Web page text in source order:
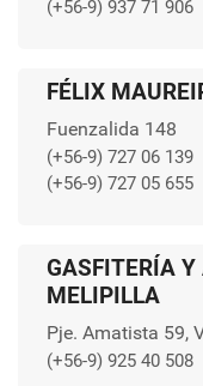
(+56-9) 937 71 906
FÉLIX
Fuenzalida 148
(+56-9) 727 06 139
(+56-9) 727 05 655
GASFITERÍA
MELIPILLA
Pje. Amatista 59,
(+56-9) 925 40 508